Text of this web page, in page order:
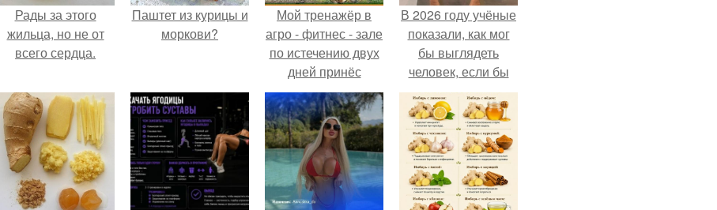
Рады за этого
жильца, но не от
всего сердца.
Паштет из курицы и
моркови?
Мой тренажёр в
агро - фитнес - зале
по истечению двух
дней принёс
ощутимый
результат.
В 2026 году учёные
показали, как мог
бы выглядеть
человек, если бы
его тело
эволюционировало
специально для
выживания в
автокатастpoфах.